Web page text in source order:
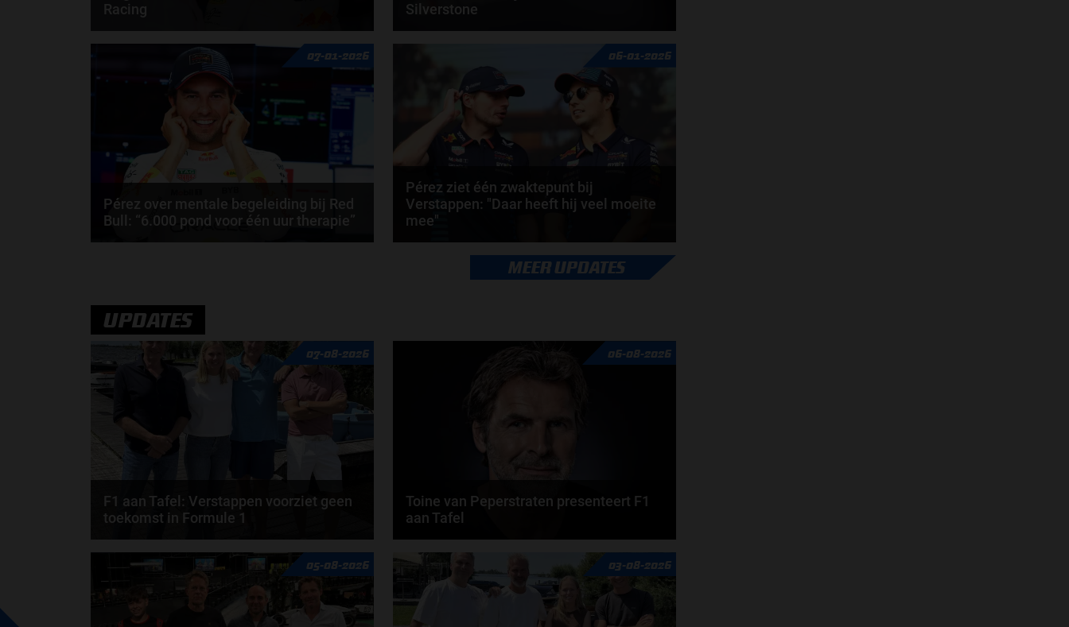
Racing
Volgens Helmut Marko is Max Verstappen nu
praktisch de leider van Red Bull Racing. Dat gaf de...
Silverstone
Tijdens een shakedown op het iconische circuit van
Silverstone heeft het Formule 1-team van Cadillac...
Amber Buwalda
07-01-2026
Pérez over mentale begeleiding bij Red
Bull: “6.000 pond voor één uur therapie”
doorSophie Boelhouwers
06-01-2026
Pérez ziet één zwaktepunt bij
Verstappen: "Daar heeft hij veel moeite
mee"
Sergio Pérez erkent in een podcast de kwaliteiten
van zijn voormalig teamgenoot, Max Verstappen...
MEER UPDATES
UPDATES
07-08-2026
F1 aan Tafel: Verstappen voorziet geen
toekomst in Formule 1
Max Verstappen wil géén Formule 1-team, de FIA en
de motorfabrikanten zaten niet op één lijn en...
de redactie van Grand Prix Radio
06-08-2026
Toine van Peperstraten presenteert F1
aan Tafel
Rob van Someren, Beitske Visser en Frans
Verschuur schuiven aan in de nieuwe F1 aan Tafel.
Iedere...
door
05-08-2026 03-08-2026